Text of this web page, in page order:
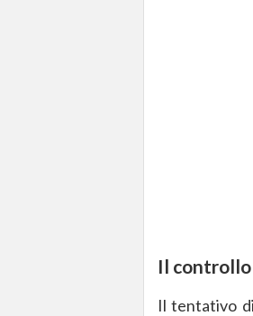
Il controllo
Il tentativo